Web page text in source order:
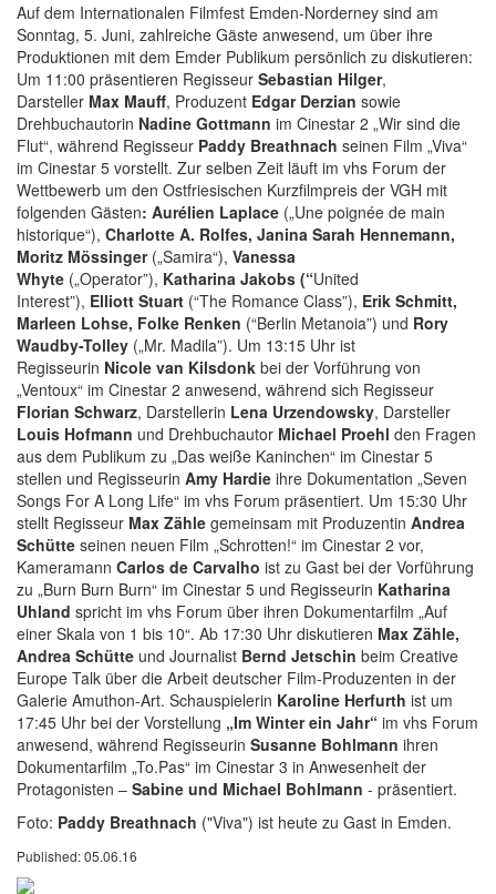
Auf dem Internationalen Filmfest Emden-Norderney sind am
Sonntag, 5. Juni, zahlreiche Gäste anwesend, um über ihre
Produktionen mit dem Emder Publikum persönlich zu diskutieren:
Um 11:00 präsentieren Regisseur Sebastian Hilger,
Darsteller Max Mauff, Produzent Edgar Derzian sowie
Drehbuchautorin Nadine Gottmann im Cinestar 2 „Wir sind die
Flut“, während Regisseur Paddy Breathnach seinen Film „Viva“
im Cinestar 5 vorstellt. Zur selben Zeit läuft im vhs Forum der
Wettbewerb um den Ostfriesischen Kurzfilmpreis der VGH mit
folgenden Gästen: Aurélien Laplace („Une poignée de main
historique“), Charlotte A. Rolfes, Janina Sarah Hennemann,
Moritz Mössinger(„Samira“), Vanessa
Whyte („Operator”), Katharina Jakobs (“United
Interest”), Elliott Stuart (“The Romance Class”), Erik Schmitt,
Marleen Lohse, Folke Renken (“Berlin Metanoia”) und Rory
Waudby-Tolley („Mr. Madila”). Um 13:15 Uhr ist
Regisseurin Nicole van Kilsdonk bei der Vorführung von
„Ventoux“ im Cinestar 2 anwesend, während sich Regisseur
Florian Schwarz, Darstellerin Lena Urzendowsky, Darsteller
Louis Hofmann und Drehbuchautor Michael Proehl den Fragen
aus dem Publikum zu „Das weiße Kaninchen“ im Cinestar 5
stellen und Regisseurin Amy Hardie ihre Dokumentation „Seven
Songs For A Long Life“ im vhs Forum präsentiert. Um 15:30 Uhr
stellt Regisseur Max Zähle gemeinsam mit Produzentin Andrea
Schütte seinen neuen Film „Schrotten!“ im Cinestar 2 vor,
Kameramann Carlos de Carvalho ist zu Gast bei der Vorführung
zu „Burn Burn Burn“ im Cinestar 5 und Regisseurin Katharina
Uhland spricht im vhs Forum über ihren Dokumentarfilm „Auf
einer Skala von 1 bis 10“. Ab 17:30 Uhr diskutieren Max Zähle,
Andrea Schütte und Journalist Bernd Jetschin beim Creative
Europe Talk über die Arbeit deutscher Film-Produzenten in der
Galerie Amuthon-Art. Schauspielerin Karoline Herfurth ist um
17:45 Uhr bei der Vorstellung „Im Winter ein Jahr“ im vhs Forum
anwesend, während Regisseurin Susanne Bohlmann ihren
Dokumentarfilm „To.Pas“ im Cinestar 3 in Anwesenheit der
Protagonisten – Sabine und Michael Bohlmann - präsentiert.
Foto: Paddy Breathnach ("Viva") ist heute zu Gast in Emden.
Published: 05.06.16